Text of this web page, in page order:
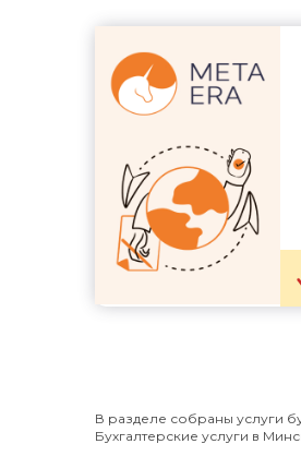
В разделе собраны услуги
Бухгалтерские услуги в